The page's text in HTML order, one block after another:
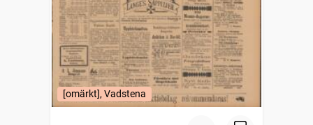
[omärkt], Vadstena